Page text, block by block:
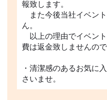
報致します。
また今後当社イベン
ん。
以上の理由でイベン
費は返金致しませんの
・清潔感のあるお気に
さいませ。